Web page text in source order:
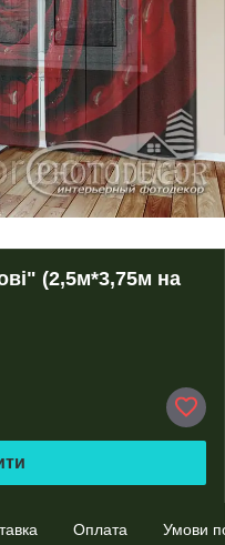
(2,5м*3,75м на
Оплата Умови